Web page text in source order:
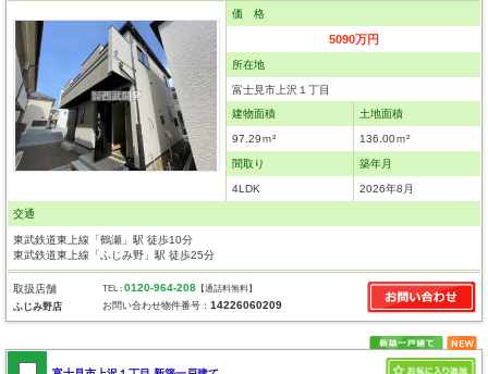
価 格
5090万円
所在地
富士見市上沢１丁目
建物面積
97.29ｍ²
土地面積
136.00ｍ²
間取り
4LDK
築年月
2026年8月
交通
東武鉄道東上線「鶴瀬」駅 徒歩10分
東武鉄道東上線「ふじみ野」駅 徒歩25分
取扱店舗
ふじみ野店
TEL :0120-964-208 【通話料無料】
お問い合わせ物件番号：14226060209